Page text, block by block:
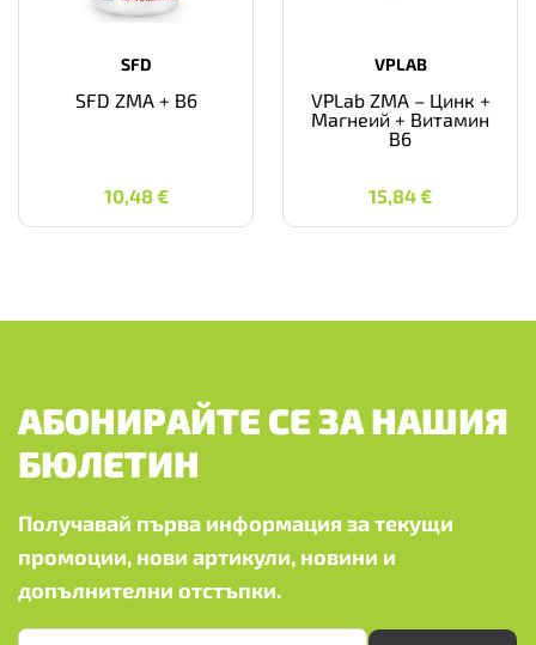
SFD
SFD ZMA + B6
10,48 €
10,48
VPLAB
VPLab ZMA – Цинк +
Магнеий + Витамин
B6
15,84€
15,84
АБОНИРАЙТЕ СЕ ЗА НАШИЯ
БЮЛЕТИН
Получавай първа информация за текущи
промоции, нови артикули, новини и
допълнителни отстъпки.